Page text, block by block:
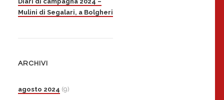
Mulini di Segalari, a Bolgheri
ARCHIVI
agosto 2024 (9)